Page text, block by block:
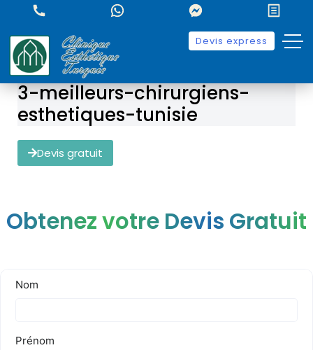
Devis express
3-meilleurs-chirurgiens-
esthetiques-tunisie
Devis gratuit
Obtenez votre Devis Gratuit